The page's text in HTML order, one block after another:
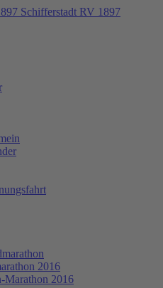
RV 1897
2016
Marathon 2016